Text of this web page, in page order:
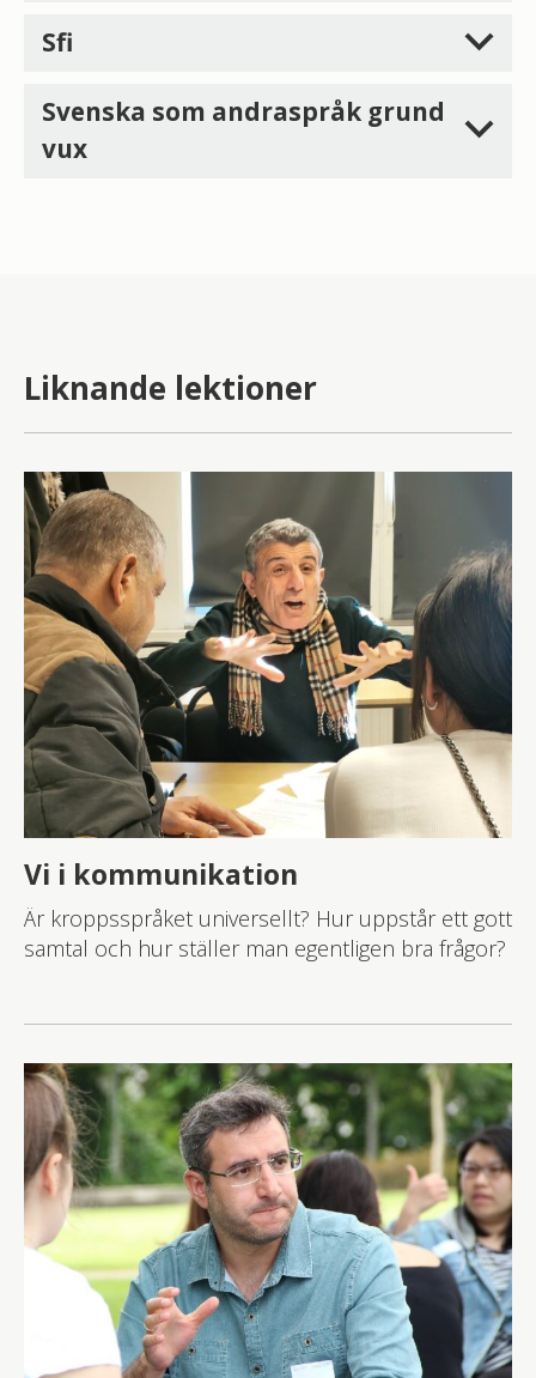
Sfi
Svenska som andraspråk grund
vux
Liknande lektioner
Vi i kommunikation
Är kroppsspråket universellt? Hur uppstår ett gott
samtal och hur ställer man egentligen bra frågor?